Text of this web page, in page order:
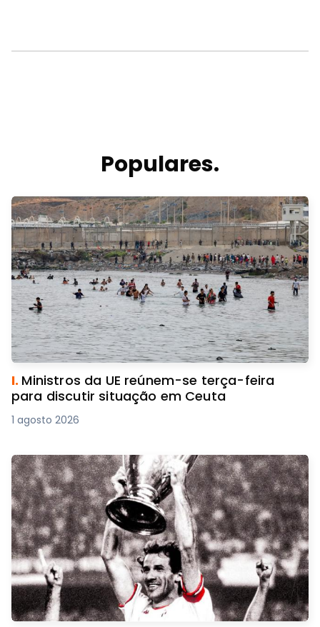
Populares.
I. Ministros da UE reúnem-se terça-feira
para discutir situação em Ceuta
1 agosto 2026